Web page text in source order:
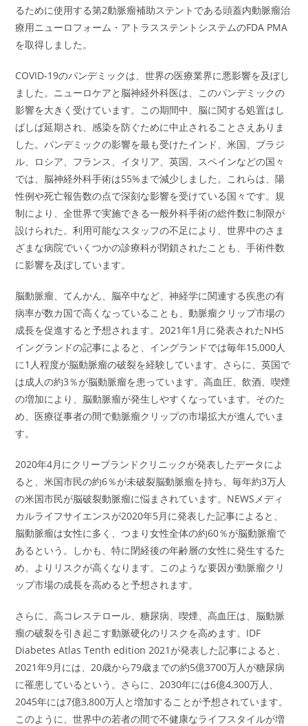
るために使用する第2動脈瘤補助ステントである頭蓋内動脈瘤治
療用ニューロフォーム・アトラスステントシステムのFDA PMA
を取得しました。
COVID-19のパンデミックは、世界の医療業界に悪影響を及ぼし
ました。ニューロケアと脳神経外科医は、このパンデミックの
影響を大きく受けています。この期間中、脳に関する処置はし
ばしば延期され、感染を防ぐために中止されることさえありま
した。パンデミックの影響を最も受けたインド、米国、ブラジ
ル、ロシア、フランス、イタリア、英国、スペインなどの国々
では、脳神経外科手術は55%まで減少しました。これらは、陽
性例や死亡報告数の点で深刻な影響を受けている国々です。規
制により、全世界で実施できる一般外科手術の総件数に制限が
設けられた。利用可能なスタッフの不足により、世界中のさま
ざまな病院でいくつかの診療科が閉鎖されたことも、手術件数
に影響を及ぼしています。
脳動脈瘤、てんかん、脳卒中など、神経学に関連する疾患の有
病率が数カ国で高くなっていることも、動脈瘤クリップ市場の
成長を促進すると予想されます。2021年1月に発表されたNHS
イングランドの記事によると、イングランドでは毎年15,000人
に1人程度が脳動脈瘤の破裂を経験しています。さらに、英国で
は成人の約3％が脳動脈瘤を患っています。高血圧、飲酒、喫煙
の増加により、脳動脈瘤が発生しやすくなっています。そのた
め、医療従事者の間で動脈瘤クリップの市場拡大が進んでいま
す。
2020年4月にクリーブランドクリニックが発表したデータによ
ると、米国市民の約6％が未破裂脳動脈瘤を持ち、毎年約3万人
の米国市民が脳破裂動脈瘤に悩まされています。NEWSメディ
カルライフサイエンスが2020年5月に発表した記事によると、
脳動脈瘤は女性に多く、つまり女性全体の約60％が脳動脈瘤で
あるという。しかも、特に閉経後の年齢層の女性に発生するた
め、よりリスクが高くなります。このような要因が動脈瘤クリ
ップ市場の成長を高めると予想されます。
さらに、高コレステロール、糖尿病、喫煙、高血圧は、脳動脈
瘤の破裂を引き起こす動脈硬化のリスクを高めます。IDF
Diabetes Atlas Tenth edition 2021が発表した記事によると、
2021年9月には、20歳から79歳までの約5億3700万人が糖尿病
に罹患しているという。さらに、2030年には6億4,300万人、
2045年には7億3,800万人と増加することが予想されています。
このように、世界中の若者の間で不健康なライフスタイルが増